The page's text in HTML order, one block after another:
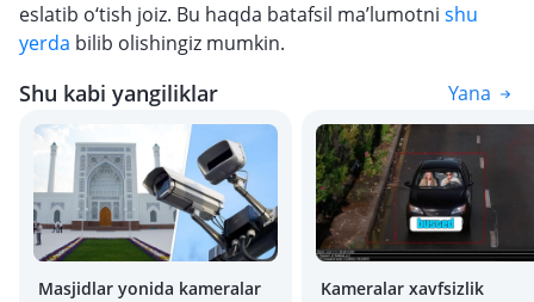
eslatib o‘tish joiz. Bu haqda batafsil ma’lumotni shu
yerda bilib olishingiz mumkin.
Shu kabi yangiliklar Yana
Masjidlar yonida kameralar
Kameralar xavfsizlik